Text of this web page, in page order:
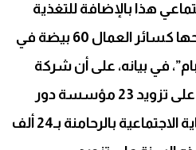
هذا بالإضافة للتغذية
والنقل يوميا زيادة على منحها كسائر العمال 60 بيضة في
في بيانه، على أن شركة
“بيض حنان وأديبة”، تعمل على تزويد 23 مؤسسة دور
الطالب والطالبة ودور الرعاية الاجتماعية بالرحامنة بـ24 ألف